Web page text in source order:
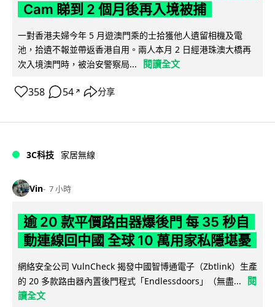
Cam 睇到 2 個月後再入境被捕
一對香港夫婦今年 5 月遊澳門乘的士拾獲他人遺留相機及電
池，拾遺不報並帶返香港自用。兩人本月 2 日經港珠澳大橋再
次入境澳門時，被治安警察局...
閱讀全文
358 54 ↗ 分享
3C科技 家居無線
Vin 7 小時
逾 20 款平價路由器爆後門 每 35 秒自
動連線回中國 全球 10 萬用家私隱堪憂
網絡安全公司 VulnCheck 揭發中國智博通電子（Zbtlink）生產
的 20 多款路由器內置後門程式「Endlessdoors」（無盡...
閱
讀全文